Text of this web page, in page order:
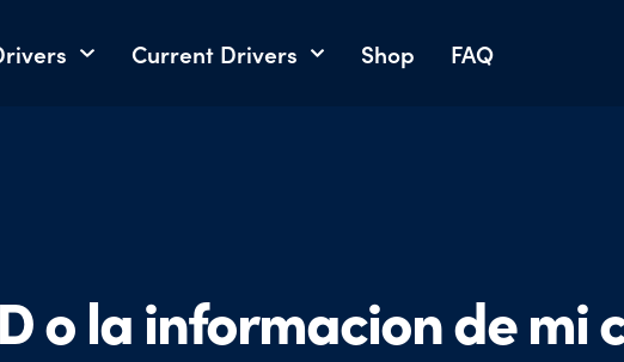
Current Drivers Shop FAQ
o la informacion de mi